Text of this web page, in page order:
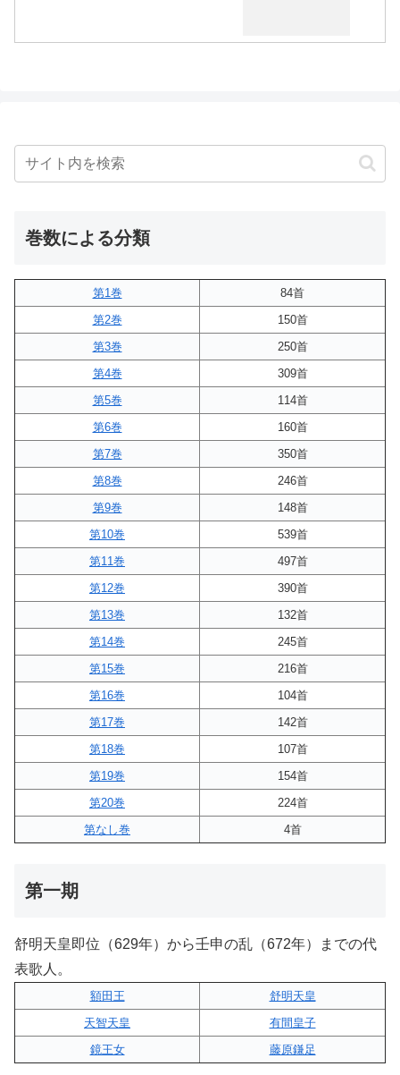
巻数による分類
第1巻
84首
第2巻
150首
第3巻
250首
第4巻
309首
第5巻
114首
第6巻
160首
第7巻
350首
第8巻
246首
第9巻
148首
第10巻
539首
第11巻
497首
第12巻
390首
第13巻
132首
第14巻
245首
第15巻
216首
第16巻
104首
第17巻
142首
第18巻
107首
第19巻
154首
第20巻
224首
第なし巻
4首
第一期
舒明天皇即位（629年）から壬申の乱（672年）までの代
表歌人。
額田王
舒明天皇
天智天皇
有間皇子
鏡王女
藤原鎌足